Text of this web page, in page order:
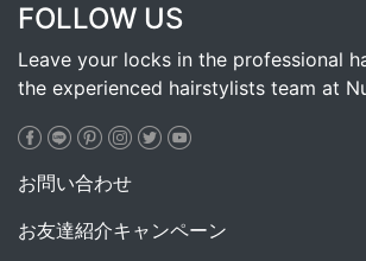
FOLLOW US
Leave your locks in the professional
the experienced hairstylists team at
お問い合わせ
お友達紹介キャンペーン